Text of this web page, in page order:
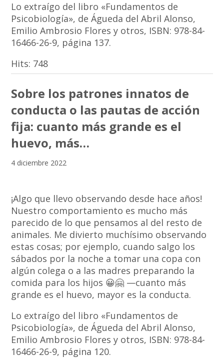
Lo extraígo del libro «Fundamentos de
Psicobiología», de Águeda del Abril Alonso,
Emilio Ambrosio Flores y otros, ISBN: 978-84-
16466-26-9, página 137.
Hits: 748
Sobre los patrones innatos de
conducta o las pautas de acción
fija: cuanto más grande es el
huevo, más…
4 diciembre 2022
¡Algo que llevo observando desde hace años!
Nuestro comportamiento es mucho más
parecido de lo que pensamos al del resto de
animales. Me divierto muchísimo observando
estas cosas; por ejemplo, cuando salgo los
sábados por la noche a tomar una copa con
algún colega o a las madres preparando la
comida para los hijos 😀🤗 —cuanto más
grande es el huevo, mayor es la conducta.
Lo extraígo del libro «Fundamentos de
Psicobiología», de Águeda del Abril Alonso,
Emilio Ambrosio Flores y otros, ISBN: 978-84-
16466-26-9, página 120.